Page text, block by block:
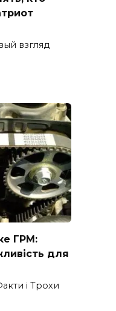
взгляд
ГРМ:
для
і Трохи